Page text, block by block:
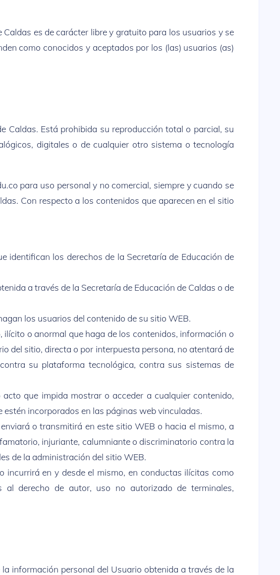
es de carácter libre y gratuito para los usuarios y se
como conocidos y aceptados por los (las) usuarios (as)
Caldas. Está prohibida su reproducción total o parcial, su
digitales o de cualquier otro sistema o tecnología
para uso personal y no comercial, siempre y cuando se
Con respecto a los contenidos que aparecen en el sitio
identifican los derechos de la Secretaría de Educación de
a través de la Secretaría de Educación de Caldas o de
los usuarios del contenido de su sitio WEB.
o anormal que haga de los contenidos, información o
del sitio, directa o por interpuesta persona, no atentará de
su plataforma tecnológica, contra sus sistemas de
que impida mostrar o acceder a cualquier contenido,
incorporados en las páginas web vinculadas.
o transmitirá en este sitio WEB o hacia el mismo, a
injuriante, calumniante o discriminatorio contra la
de la administración del sitio WEB.
incurrirá en y desde el mismo, en conductas ilícitas como
al derecho de autor, uso no autorizado de terminales,
información personal del Usuario obtenida a través de la